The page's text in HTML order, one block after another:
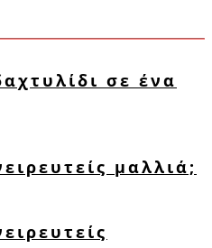
σε ένα
μαλλιά;